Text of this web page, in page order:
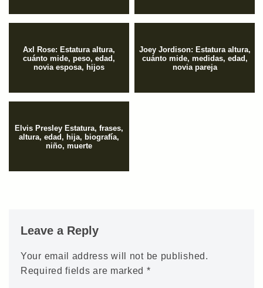
Axl Rose: Estatura altura,
cuánto mide, peso, edad,
novia esposa, hijos
Joey Jordison: Estatura altura,
cuánto mide, medidas, edad,
novia pareja
Elvis Presley Estatura, frases,
altura, edad, hija, biografía,
niño, muerte
Leave a Reply
Your email address will not be published.
Required fields are marked *